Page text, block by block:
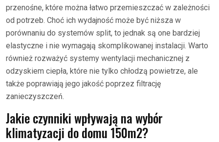
przenośne, które można łatwo przemieszczać w zależności
od potrzeb. Choć ich wydajność może być niższa w
porównaniu do systemów split, to jednak są one bardziej
elastyczne i nie wymagają skomplikowanej instalacji. Warto
również rozważyć systemy wentylacji mechanicznej z
odzyskiem ciepła, które nie tylko chłodzą powietrze, ale
także poprawiają jego jakość poprzez filtrację
zanieczyszczeń.
Jakie czynniki wpływają na wybór
klimatyzacji do domu 150m2?